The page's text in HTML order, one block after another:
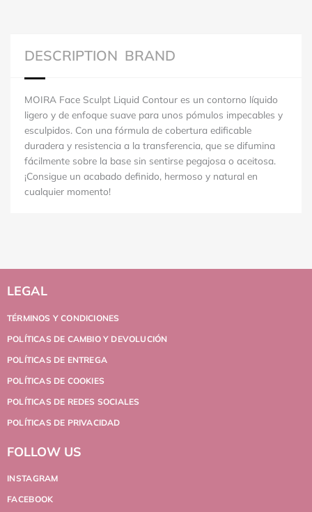
DESCRIPTION BRAND
MOIRA Face Sculpt Liquid Contour es un contorno líquido
ligero y de enfoque suave para unos pómulos impecables y
esculpidos. Con una fórmula de cobertura edificable
duradera y resistencia a la transferencia, que se difumina
fácilmente sobre la base sin sentirse pegajosa o aceitosa.
¡Consigue un acabado definido, hermoso y natural en
cualquier momento!
LEGAL
TÉRMINOS Y CONDICIONES
POLÍTICAS DE CAMBIO Y DEVOLUCIÓN
POLÍTICAS DE ENTREGA
POLÍTICAS DE COOKIES
POLÍTICAS DE REDES SOCIALES
POLÍTICAS DE PRIVACIDAD
FOLLOW US
INSTAGRAM
FACEBOOK